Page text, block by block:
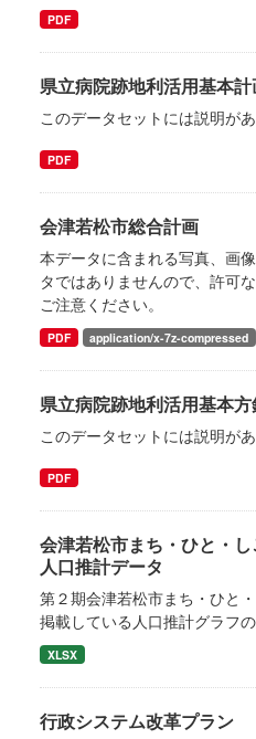
PDF
県立病院跡地利活用基本計
このデータセットには説明が
PDF
会津若松市総合計画
本データに含まれる写真、画
タではありませんので、許可
ご注意ください。
PDF application/x-7z-compressed
県立病院跡地利活用基本方
このデータセットには説明が
PDF
会津若松市まち・ひと・
人口推計データ
第２期会津若松市まち・ひと
掲載している人口推計グラフの
XLSX
行政システム改革プラン